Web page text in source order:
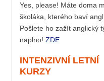
Yes, please! Máte doma
školáka, kterého baví
Pošlete ho zažít anglický
naplno! ZDE
INTENZIVNÍ LETNÍ
KURZY